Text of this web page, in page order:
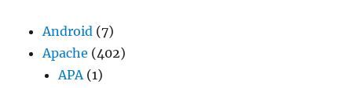
Android (7)
Apache (402)
APA(1)